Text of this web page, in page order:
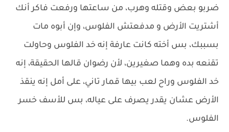
ضربو بعض وقتله وهرب، من ساعتها ورفعت فاكر أنك
أشتريت الأرض و مدفعتش الفلوس، وإن أبوه مات
بسببك، بس أخته كانت عارفة إنه خد الفلوس وحاولت
تقنعه بده وهما صغيرين، لأن رضوان قالها الحقيقة، إنه
خد الفلوس وراح لعب بيها قمار تاني، على أمل إنه ينقذ
الأرض عشان يقدر يصرف على عياله، بس للأسف خسر
الفلوس.